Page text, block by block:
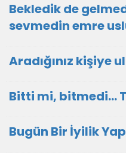
Bekledik de
sevmedin emre
Aradığınız kişiye
Bitti mi, bitmedi...
Bugün Bir İyilik